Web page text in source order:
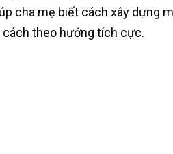
cha mẹ biết cách xây dựng
theo hướng tích cực.